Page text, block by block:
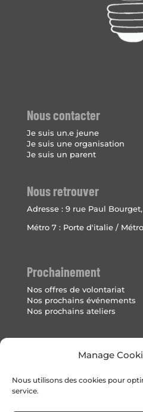
Manage
Nous utilisons des cookies pour
service.
Nous contacter
Je suis un.e jeune
Je suis une organisation
Je suis un parent
Nous retrouver
Adresse : 9 rue Paul Bourget,
Métro 7 : Porte d'italie /
Prochainement
Nos offres de volontariat
Nos prochains événements
Nos prochains ateliers
Politique de cookies (UE)